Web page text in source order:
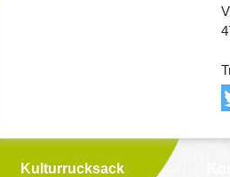
Kulturrucksack